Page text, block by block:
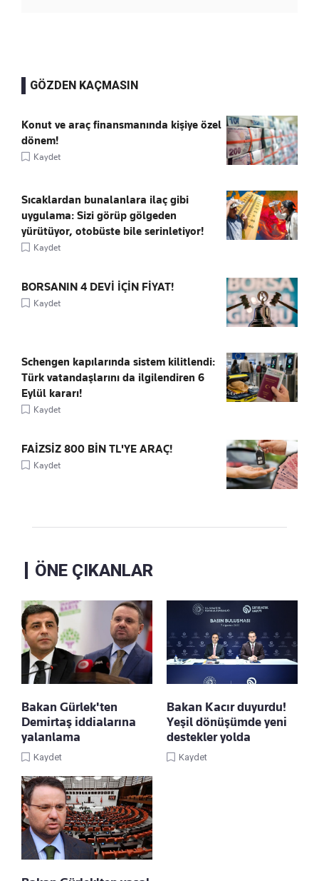
GÖZDEN KAÇMASIN
Konut ve araç finansmanında kişiye özel
dönem!
Kaydet
Sıcaklardan bunalanlara ilaç gibi
uygulama: Sizi görüp gölgeden
yürütüyor, otobüste bile serinletiyor!
Kaydet
BORSANIN 4 DEVİ İÇİN FİYAT!
Kaydet
Schengen kapılarında sistem kilitlendi:
Türk vatandaşlarını da ilgilendiren 6
Eylül kararı!
Kaydet
FAİZSİZ 800 BİN TL'YE ARAÇ!
Kaydet
ÖNE ÇIKANLAR
Bakan Gürlek'ten
Demirtaş iddialarına
yalanlama
Kaydet
Bakan Kacır duyurdu!
Yeşil dönüşümde yeni
destekler yolda
Kaydet